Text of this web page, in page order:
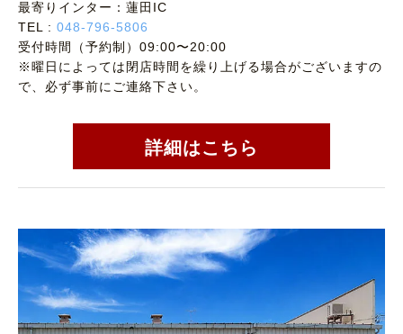
最寄りインター：蓮田IC
TEL : 048-796-5806
受付時間（予約制）09:00〜20:00
※曜日によっては閉店時間を繰り上げる場合がございますの
で、必ず事前にご連絡下さい。
詳細はこちら